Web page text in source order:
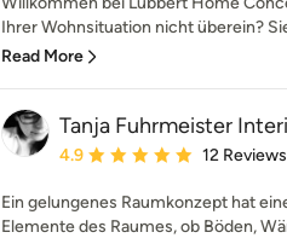
Ihrer Wohnsituation nicht überein?
Read More
Tanja Fuhrmeister
Average rating: 4.9 out of 5
4.9 12 Reviews
Ein gelungenes Raumkonzept hat
Elemente des Raumes, ob Böden,